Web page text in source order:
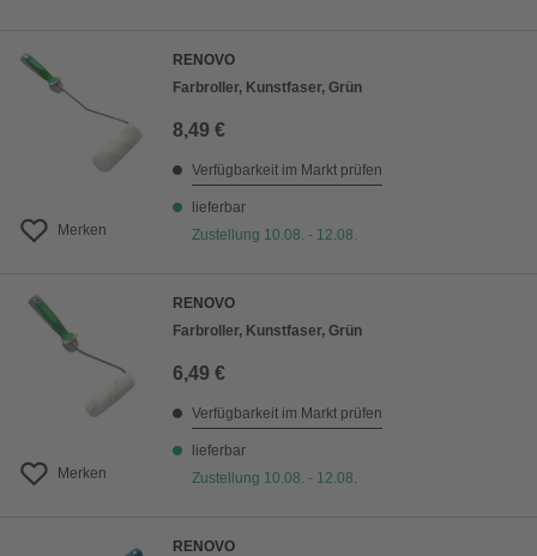
Merken
RENOVO
Farbroller, Kunstfaser, Grün
8,49 €
Verfügbarkeit im Markt prüfen
lieferbar
Zustellung 10.08. - 12.08.
Merken
RENOVO
Farbroller, Kunstfaser, Grün
6,49 €
Verfügbarkeit im Markt prüfen
lieferbar
Zustellung 10.08. - 12.08.
RENOVO